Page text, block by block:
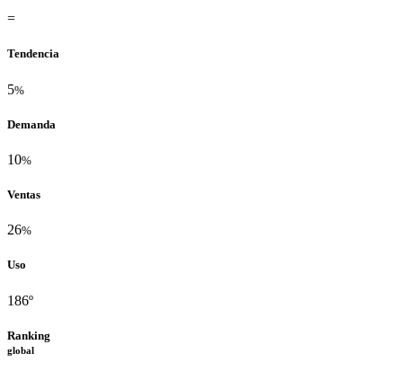
=
Tendencia
5%
Demanda
10%
Ventas
26%
Uso
186º
Ranking
global